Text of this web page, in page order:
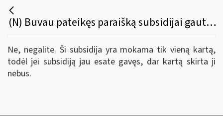
(N) Buvau pateikęs paraišką subsidijai gauti ir man ji buvo skirta. Ar galiu dabar dar kartą teikti paraišką ir gauti subsidiją?
Ne, negalite. Ši subsidija yra mokama tik vieną kartą,
todėl jei subsidiją jau esate gavęs, dar kartą skirta ji
nebus.